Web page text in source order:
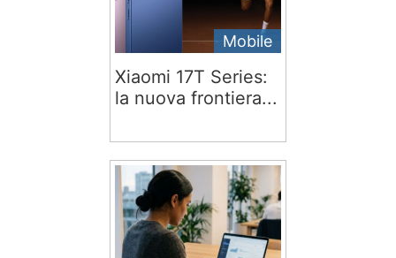
Mobile
Xiaomi 17T Series:
la nuova frontiera...